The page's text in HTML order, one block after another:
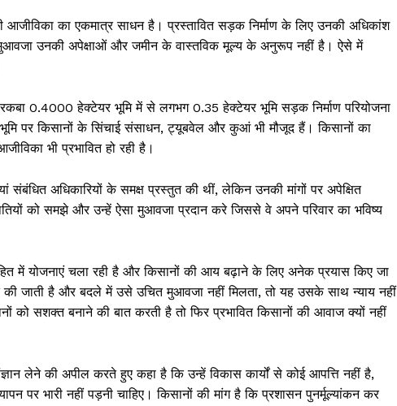
आजीविका का एकमात्र साधन है। प्रस्तावित सड़क निर्माण के लिए उनकी अधिकांश
मुआवजा उनकी अपेक्षाओं और जमीन के वास्तविक मूल्य के अनुरूप नहीं है। ऐसे में
0.4000 हेक्टेयर भूमि में से लगभग 0.35 हेक्टेयर भूमि सड़क निर्माण परियोजना
पर किसानों के सिंचाई संसाधन, ट्यूबवेल और कुआं भी मौजूद हैं। किसानों का
भी प्रभावित हो रही है।
संबंधित अधिकारियों के समक्ष प्रस्तुत की थीं, लेकिन उनकी मांगों पर अपेक्षित
को समझे और उन्हें ऐसा मुआवजा प्रदान करे जिससे वे अपने परिवार का भविष्य
में योजनाएं चला रही है और किसानों की आय बढ़ाने के लिए अनेक प्रयास किए जा
जाती है और बदले में उसे उचित मुआवजा नहीं मिलता, तो यह उसके साथ न्याय नहीं
को सशक्त बनाने की बात करती है तो फिर प्रभावित किसानों की आवाज क्यों नहीं
लेने की अपील करते हुए कहा है कि उन्हें विकास कार्यों से कोई आपत्ति नहीं है,
पर भारी नहीं पड़नी चाहिए। किसानों की मांग है कि प्रशासन पुनर्मूल्यांकन कर